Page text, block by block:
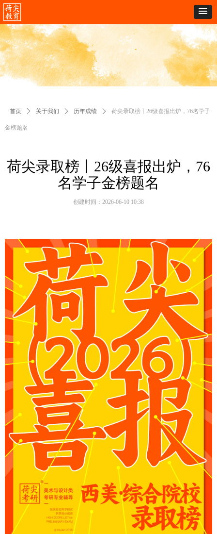
荷尖录取榜丨26级喜报出炉，76
名学子金榜题名
创建时间： 2026-06-10 10:38
首页 ꄲ 关于我们 ꄲ 历年成绩 ꄲ 荷尖录取榜丨26级喜报出炉，76名学子
金榜题名